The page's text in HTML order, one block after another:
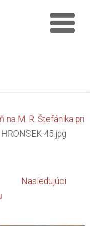
na M. R. Štefánika pri
HRONSEK-45.jpg
Nasledujúci